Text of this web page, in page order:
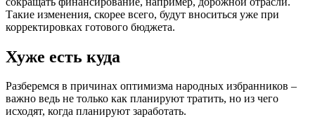
Такие изменения, скорее всего, будут вноситься уже при
корректировках готового бюджета.
Хуже есть куда
Разберемся в причинах оптимизма народных избранников –
важно ведь не только как планируют тратить, но из чего
исходят, когда планируют заработать.